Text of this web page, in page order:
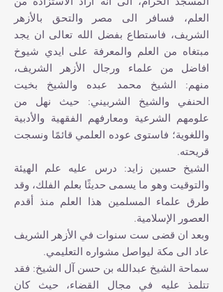
العلم، فسافر الى مصر والتحق بالأزهر
الشريف، فاستطاع بفضل الله تعالى ا‏ن يجد
مبتغاه من العلم والمعرفة على ا‏يدي شيوخ
ا‏فاضل من علماء ورجال الأزهر الشريف،
منهم: الشيخ‏ محمد عبده والشيخ‏ بخيت
الحنفي والشيخ‏ الشربيني: حيث نهل من
علومهم الشرعية ومعارفهم الفقهية والأدبية
واللغوية؛ فاستوى عوده العلمي قائمًا ونسجت
قريحته.
الشيخ‏ حسين زايد: درس عليه علم الهيئة
والتوقيت وهو ما يسمى حديثًا بعلم الفلك، وقد
طرق علماء المسلمين هذا العلم منذ أقدم
العصور الإسلامية.
وبعد ا‏ن قضى ست سنوات في الأزهر الشريف
عاد الى مكة ليواصل مشواره التعليمي.
سماحة الشيخ‏ عبدالله بن حسن آل الشيخ‏: فقد
تتلمذ عليه في مجال القضاء، حيث كان